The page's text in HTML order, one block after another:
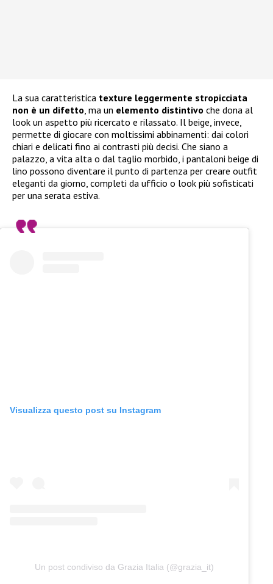
La sua caratteristica texture leggermente stropicciata
non è un difetto, ma un elemento distintivo che dona al
look un aspetto più ricercato e rilassato. Il beige, invece,
permette di giocare con moltissimi abbinamenti: dai colori
chiari e delicati fino ai contrasti più decisi. Che siano a
palazzo, a vita alta o dal taglio morbido, i pantaloni beige di
lino possono diventare il punto di partenza per creare outfit
eleganti da giorno, completi da ufficio o look più sofisticati
per una serata estiva.
Visualizza questo post su Instagram
Un post condiviso da Grazia Italia (@grazia_it)